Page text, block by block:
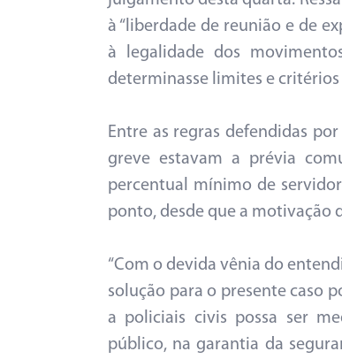
à “liberdade de reunião e de
à legalidade dos
determinasse limites e critérios
Entre as regras defendidas
greve estavam a prévia
percentual mínimo de
ponto, desde que a motivação
“Com o devida vênia do
solução para o presente caso
a policiais civis possa ser
público, na garantia da